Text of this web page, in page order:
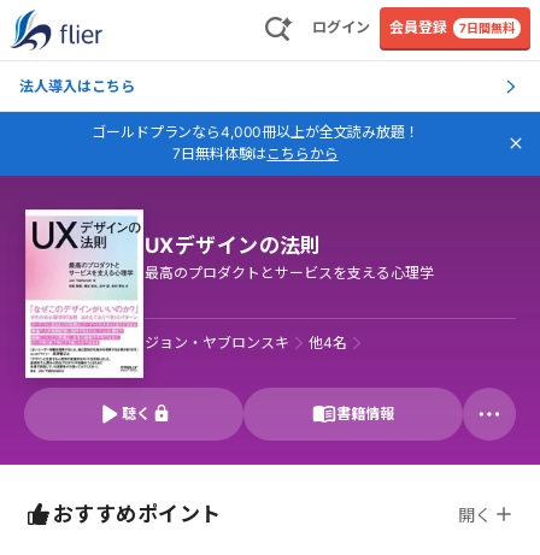
ログイン 会員登録 7日間無料
法人導入はこちら
ゴールドプランなら4,000冊以上が全文読み放題！
7日無料体験はこちらから
UXデザインの法則
最高のプロダクトとサービスを支える心理学
ジョン・ヤブロンスキ 他4名
聴く 書籍情報
おすすめポイント 開く